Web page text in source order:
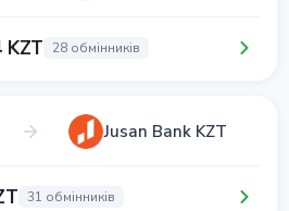
KZT 28 обмінників
Jusan Bank KZT
31 обмінників